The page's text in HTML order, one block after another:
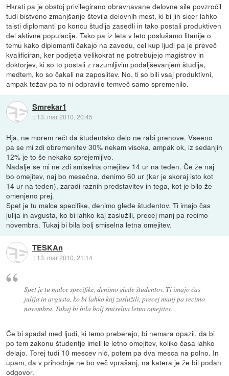
Hkrati pa je obstoj privilegirano obravnavane delovne sile povzročil
tudi bistveno zmanjšanje števila delovnih mest, ki bi jih sicer lahko
taisti diplomanti po koncu študija zasedli in tako postali produktiven
del aktivne populacije. Tako pa iz leta v leto poslušamo litanije o
temu kako diplomanti čakajo na zavodu, cel kup ljudi pa je preveč
kvalificiran, ker podjetja velikokrat ne potrebujejo magistrov in
doktorjev, ki so to postali z razumljivim podaljševanjem študija,
medtem, ko so čakali na zaposlitev. No, ti so bili vsaj produktivni,
ampak težav pa to ni odpravilo temveč samo spremenilo.
Smrekar1
:: 13. mar 2010, 20:45
Hja, ne morem rečt da študentsko delo ne rabi prenove. Vseeno
pa se mi zdi obremenitev 30% nekam visoka, ampak ok, iz sedanjih
12% je to še nekako sprejemljivo.
Nadalje se mi ne zdi smiselna omejitev 14 ur na teden. Če že naj
bo omejitev, naj bo mesečna, denimo 60 ur (kar je skoraj isto kot
14 ur na teden), zaradi raznih predstavitev in tega, kot je bilo že
omenjeno prej.
Spet je tu malce specifike, denimo glede študentov. Ti imajo čas
julija in avgusta, ko bi lahko kaj zaslužili, precej manj pa recimo
novembra. Tukaj bi bila bolj smiselna letna omejitev.
TESKAn
:: 13. mar 2010, 21:14
Spet je tu malce specifike, denimo glede študentov. Ti imajo čas
julija in avgusta, ko bi lahko kaj zaslužili, precej manj pa recimo
novembra. Tukaj bi bila bolj smiselna letna omejitev.
Če bi spadal med ljudi, ki temo preberejo, bi nemara opazil, da bi
po tem zakonu študentje imeli le letno omejitev, koliko časa lahko
delajo. Torej tudi 10 mescev nič, potem pa dva mesca na polno. In
upam, da v prihodnje ne bo več vprašanj, na katera je že bil podan
odgovor.